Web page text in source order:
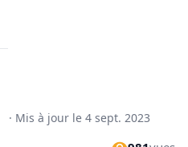
· Mis à jour le 4 sept. 2023